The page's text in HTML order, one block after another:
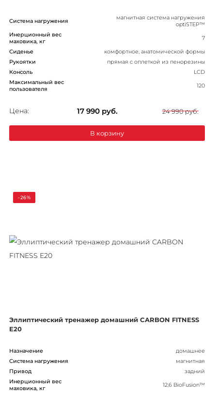
Система нагружения
магнитная система нагружения
optiSTEP™
Инерционный вес
маховика, кг
7
Сиденье
комфортное, анатомической формы
Рукоятки
прямая с оплеткой из пенорезины
Консоль
LCD
Максимальный вес
пользователя
120
Цена: 17 990 руб. 24 990 руб.
В корзину
-26%
Эллиптический тренажер домашний CARBON FITNESS
E20
Назначение
домашнее
Система нагружения
магнитная
Привод
задний
Инерционный вес
маховика, кг
12,6 BioFusion™